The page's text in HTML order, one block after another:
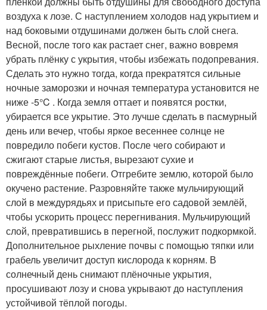
воздуха к лозе. С наступлением холодов над укрытием и
над боковыми отдушинами должен быть слой снега.
Весной, после того как растает снег, важно вовремя
убрать плёнку с укрытия, чтобы избежать подопревания.
Сделать это нужно тогда, когда прекратятся сильные
ночные заморозки и ночная температура установится не
ниже -5°C . Когда земля оттает и появятся ростки,
убирается все укрытие. Это лучше сделать в пасмурный
день или вечер, чтобы яркое весеннее солнце не
повредило побеги кустов. После чего собирают и
сжигают старые листья, вырезают сухие и
повреждённые побеги. Отгребите землю, которой было
окучено растение. Разровняйте также мульчирующий
слой в междурядьях и присыпьте его садовой землёй,
чтобы ускорить процесс перегнивания. Мульчирующий
слой, превратившись в перегной, послужит подкормкой.
Дополнительное рыхление почвы с помощью тяпки или
грабель увеличит доступ кислорода к корням. В
солнечный день снимают плёночные укрытия,
просушивают лозу и снова укрывают до наступления
устойчивой тёплой погоды.